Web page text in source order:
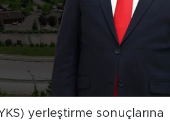
yerleştirme sonuçlarına